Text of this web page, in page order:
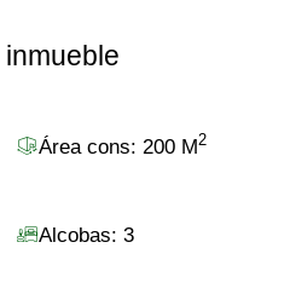
Área cons: 200 M2
Alcobas: 3